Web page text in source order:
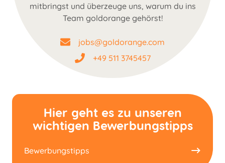
mitbringst und überzeuge uns, warum du ins
Team goldorange gehörst!
jobs@goldorange.com
+49 511 3745457
Hier geht es zu unseren
wichtigen Bewerbungstipps
Bewerbungstipps